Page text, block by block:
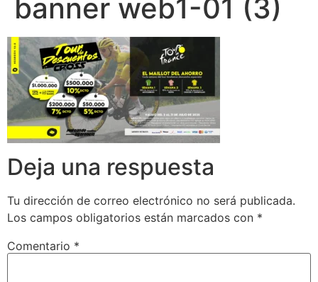
banner web1-01 (3)
Deja una respuesta
Tu dirección de correo electrónico no será publicada.
Los campos obligatorios están marcados con *
Comentario *